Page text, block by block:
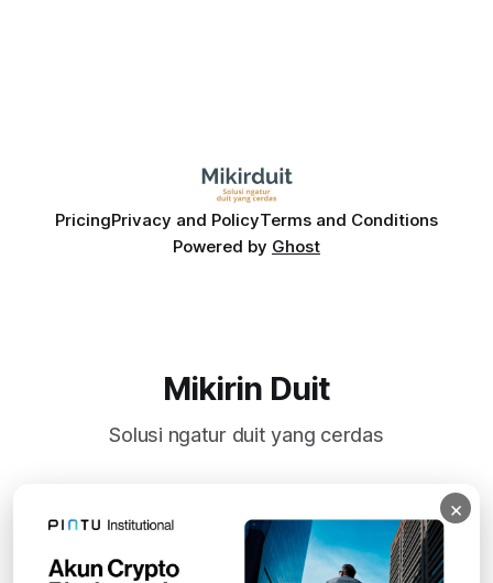
PricingPrivacy and PolicyTerms and Conditions
Powered by Ghost
Mikirin Duit
Solusi ngatur duit yang cerdas
Subscribe
×